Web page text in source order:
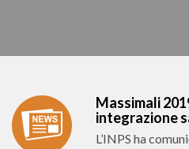
Massimali
integrazione
L’INPS ha